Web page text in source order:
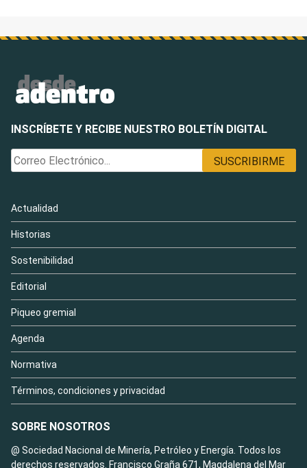
INSCRÍBETE Y RECIBE NUESTRO BOLETÍN DIGITAL
Actualidad
Historias
Sostenibilidad
Editorial
Piqueo gremial
Agenda
Normativa
Términos, condiciones y privacidad
SOBRE NOSOTROS
@ Sociedad Nacional de Minería, Petróleo y Energía. Todos los
derechos reservados. Francisco Graña 671, Magdalena del Mar